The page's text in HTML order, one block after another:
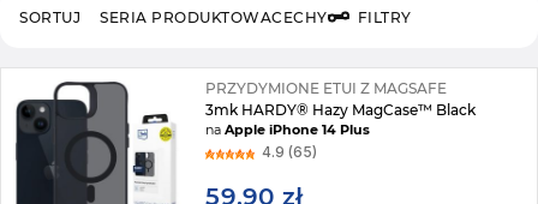
SERIA PRODUKTOWACECHY FILTRY
SORTUJ
PRZYDYMIONE ETUI Z MAGSAFE
3mk HARDY® Hazy MagCase™ Black
naApple iPhone 14 Plus
4.9 (65)
59,90 zł